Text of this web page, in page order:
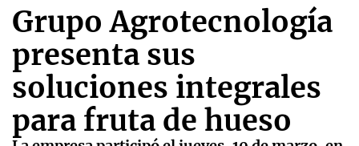
Grupo Agrotecnología
presenta sus
soluciones integrales
para fruta de hueso